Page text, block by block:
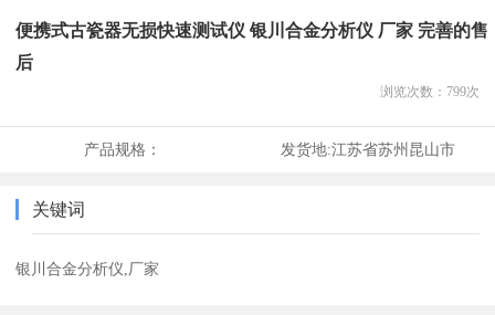
便携式古瓷器无损快速测试仪 银川合金分析仪 厂家 完善的售
后
浏览次数： 799次
产品规格： 发货地:江苏省苏州昆山市
关键词
银川合金分析仪,厂家